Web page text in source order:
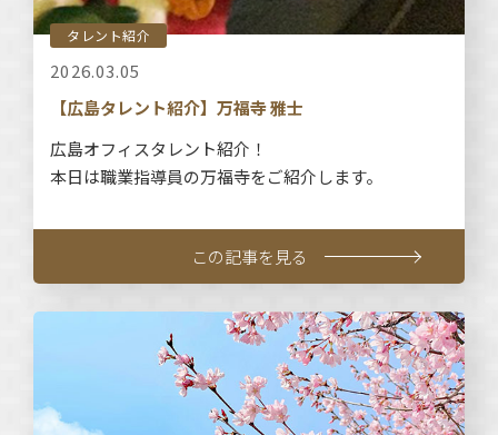
タレント紹介
2026.03.05
【広島タレント紹介】万福寺 雅士
広島オフィスタレント紹介！
本日は職業指導員の万福寺をご紹介します。
この記事を見る